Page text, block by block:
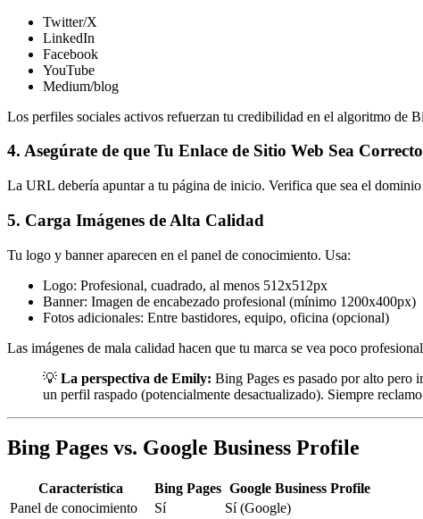
Twitter/X
LinkedIn
Facebook
YouTube
Medium/blog
Los perfiles sociales activos refuerzan tu credibilidad en el algoritmo de
4. Asegúrate de que Tu Enlace de Sitio Web Sea Correcto
La URL debería apuntar a tu página de inicio. Verifica que sea el
5. Carga Imágenes de Alta Calidad
Tu logo y banner aparecen en el panel de conocimiento. Usa:
Logo: Profesional, cuadrado, al menos 512x512px
Banner: Imagen de encabezado profesional (mínimo 1200x400px)
Fotos adicionales: Entre bastidores, equipo, oficina (opcional)
Las imágenes de mala calidad hacen que tu marca se vea poco
💡 La perspectiva de Emily: Bing Pages es pasado por alto pero
un perfil raspado (potencialmente desactualizado). Siempre
Bing Pages vs. Google Business Profile
Característica Bing Pages Google Business Profile
Panel de conocimiento
Sí
Sí (Google)